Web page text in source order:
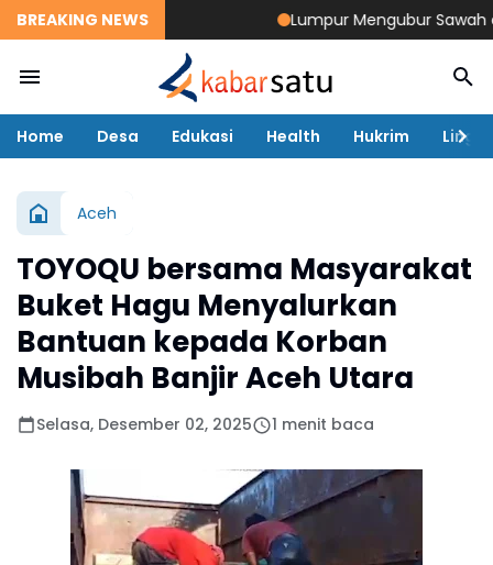
BREAKING NEWS Lumpur Mengubur Sawah dan
Home Desa Edukasi Health Hukrim
Aceh
TOYOQU bersama Masyarakat
Buket Hagu Menyalurkan
Bantuan kepada Korban
Musibah Banjir Aceh Utara
Selasa, Desember 02, 2025 1 menit baca